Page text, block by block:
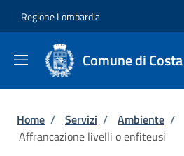
Regione Lombardia
Comune di
Briciole di pane
Home / Servizi / Ambiente /
Affrancazione livelli o enfiteusi